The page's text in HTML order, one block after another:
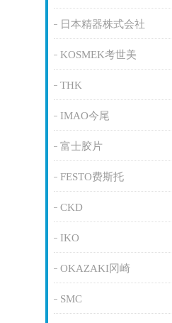
日本精器株式会社
KOSMEK考世美
THK
IMAO今尾
富士胶片
FESTO费斯托
CKD
IKO
OKAZAKI冈崎
SMC